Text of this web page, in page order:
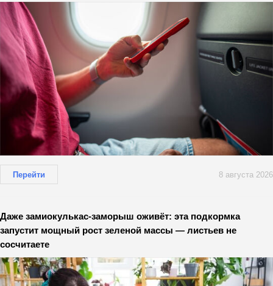
Перейти 8 августа 2026
Даже замиокулькас-заморыш оживёт: эта подкормка
запустит мощный рост зеленой массы — листьев не
сосчитаете